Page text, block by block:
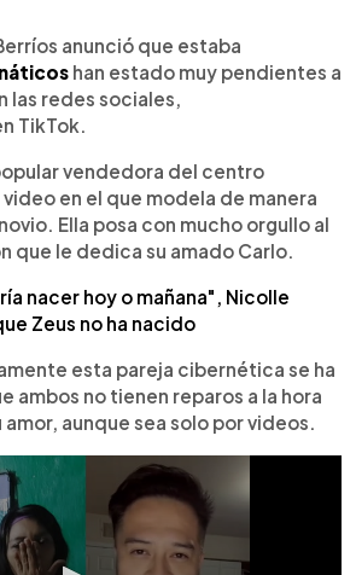
artículoanunció que estaba
han estado muy pendientes a
las redes sociales,
TikTok.
vendedora del centro
en el que modela de manera
Ella posa con mucho orgullo al
que le dedica su amado Carlo.
nacer hoy o mañana", Nicolle
Zeus no ha nacido
esta pareja cibernética se ha
ambos no tienen reparos a la hora
aunque sea solo por videos.